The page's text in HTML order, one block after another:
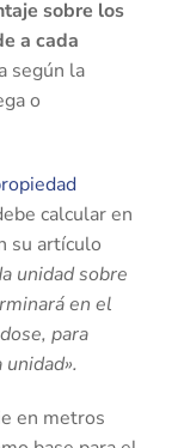
sobre los
a cada
según la
o
calcular en
su artículo
unidad sobre
en el
para
en metros